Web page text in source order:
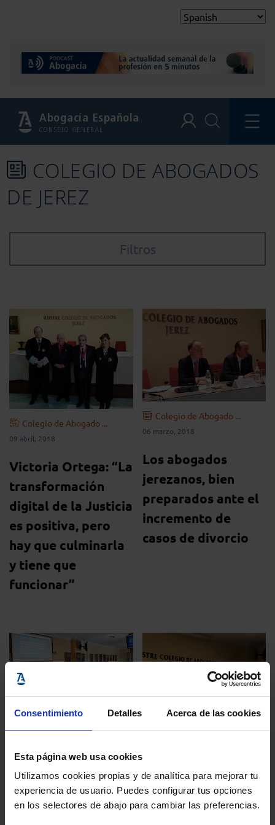
Consentimiento Detalles Acerca de las cookies
Esta página web usa cookies
Utilizamos cookies propias y de analítica para mejorar tu
experiencia de usuario. Puedes configurar tus opciones
en los selectores de abajo para cambiar las preferencias.
Abogacía Española
CONSEJO GENERAL
COLEGIO DE ABOGADOS
DE JEREZ
Filtros
Colegio de Abogado ...
09 abril, 2018
Victoria Ortega: “La
transformación
digital de la Justicia
es positiva, pero
hay que culminarla
y tiene que
funcionar”
Clausulas abusivas
Jornada en el
Colegio de Jerez
sobre cláusulas
abusivas:
Colegio de Abogado ...
06 marzo, 2018
Los abogados
jerezanos, bien
preparados ante el
incremento de
casos de divorcio
02 febrero, 2018
El Colegio de Jerez
organiza un curso